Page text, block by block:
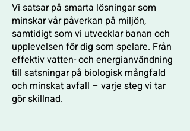
Vi satsar på smarta lösningar som
minskar vår påverkan på miljön,
samtidigt som vi utvecklar banan och
upplevelsen för dig som spelare. Från
effektiv vatten- och energianvändning
till satsningar på biologisk mångfald
och minskat avfall – varje steg vi tar
gör skillnad.